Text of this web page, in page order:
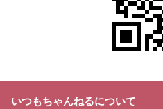
いつもちゃんねるについて